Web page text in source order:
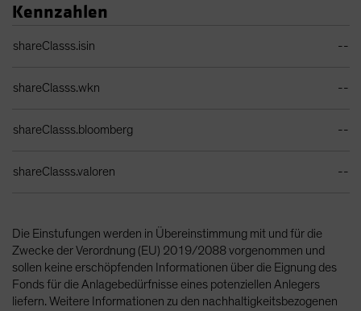
Kennzahlen
shareClasss.isin --
shareClasss.wkn --
shareClasss.bloomberg --
shareClasss.valoren --
Die Einstufungen werden in Übereinstimmung mit und für die
Zwecke der Verordnung (EU) 2019/2088 vorgenommen und
sollen keine erschöpfenden Informationen über die Eignung des
Fonds für die Anlagebedürfnisse eines potenziellen Anlegers
liefern. Weitere Informationen zu den nachhaltigkeitsbezogenen